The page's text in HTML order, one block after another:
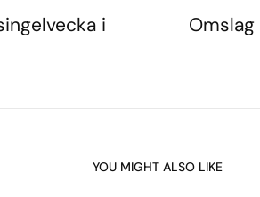
i
YOU MIGHT ALSO LIKE